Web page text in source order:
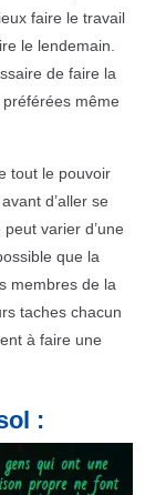
faire le travail
le lendemain.
de faire la
même
tout le pouvoir
d’aller se
varier d’une
que la
membres de la
taches chacun
à faire une
: